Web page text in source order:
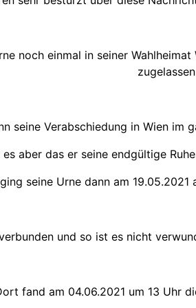
noch einmal in seiner
seine Verabschiedung in Wien im
aber das er seine endgültige
seine Urne dann am 19.05.2021
und so ist es nicht
fand am 04.06.2021 um 13 Uhr